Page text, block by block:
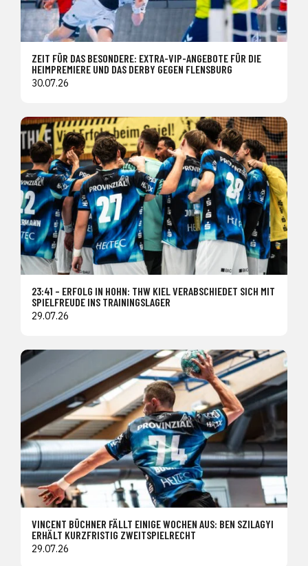
ZEIT FÜR DAS BESONDERE: EXTRA-VIP-ANGEBOTE FÜR DIE
HEIMPREMIERE UND DAS DERBY GEGEN FLENSBURG
30.07.26
23:41 – ERFOLG IN HOHN: THW KIEL VERABSCHIEDET SICH MIT
SPIELFREUDE INS TRAININGSLAGER
29.07.26
VINCENT BÜCHNER FÄLLT EINIGE WOCHEN AUS: BEN SZILAGYI
ERHÄLT KURZFRISTIG ZWEITSPIELRECHT
29.07.26